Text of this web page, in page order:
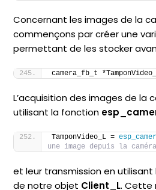
Concernant les images de la
commençons par créer une
permettant de les stocker
camera_fb_t
L’acquisition des images de la
utilisant la fonction
TamponVideo_L =
une image depuis la
et leur transmission en
de notre objet Client_L. Cette